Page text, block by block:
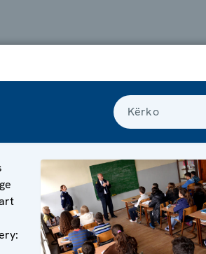
Kërko